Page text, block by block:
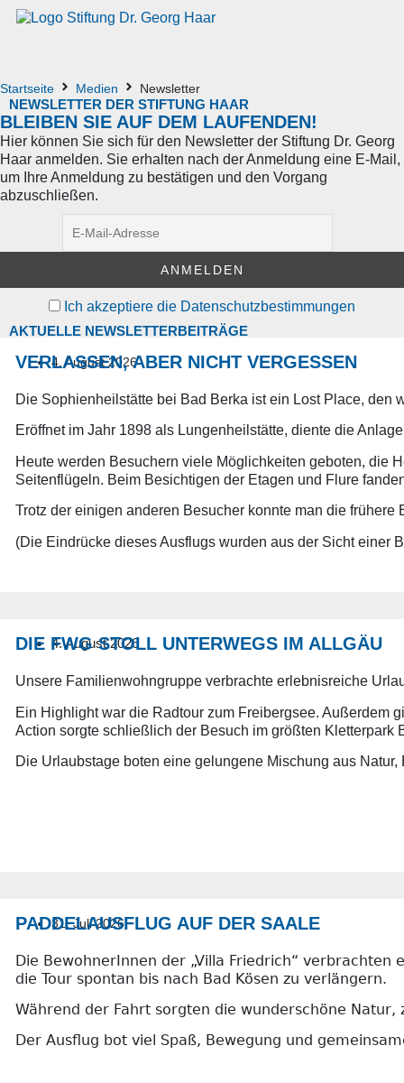
Startseite Medien Newsletter
NEWSLETTER DER STIFTUNG HAAR
BLEIBEN SIE AUF DEM LAUFENDEN!
Hier können Sie sich für den Newsletter der Stiftung Dr. Georg
Haar anmelden. Sie erhalten nach der Anmeldung eine E-Mail,
um Ihre Anmeldung zu bestätigen und den Vorgang
abzuschließen.
Ich akzeptiere die Datenschutz­­bestimmungen
AKTUELLE NEWSLETTERBEITRÄGE
4. August 2026
VERLASSEN, ABER NICHT VERGESSEN
Die Sophienheilstätte bei Bad Berka ist ein Lost Place, den
Eröffnet im Jahr 1898 als Lungenheilstätte, diente die
Heute werden Besuchern viele Möglichkeiten geboten, die
Seitenflügeln. Beim Besichtigen der Etagen und Flure
Trotz der einigen anderen Besucher konnte man die
(Die Eindrücke dieses Ausflugs wurden aus der Sicht einer
4. August 2026
DIE FWG STOLL UNTERWEGS IM ALLGÄU
Unsere Familienwohngruppe verbrachte erlebnisreiche
Ein Highlight war die Radtour zum Freibergsee. Außerdem
Action sorgte schließlich der Besuch im größten Kletterpark
Die Urlaubstage boten eine gelungene Mischung aus
31. Juli 2026
PADDELAUSFLUG AUF DER SAALE
Die BewohnerInnen der „Villa Friedrich“
die Tour spontan bis nach Bad Kösen zu verlängern.
Während der Fahrt sorgten die wunderschöne
Der Ausflug bot viel Spaß, Bewegung und